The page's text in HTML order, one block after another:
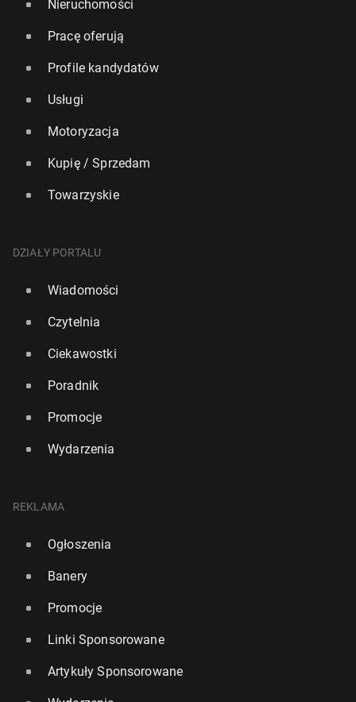
Nieruchomości
Pracę oferują
Profile kandydatów
Usługi
Motoryzacja
Kupię / Sprzedam
Towarzyskie
DZIAŁY PORTALU
Wiadomości
Czytelnia
Ciekawostki
Poradnik
Promocje
Wydarzenia
REKLAMA
Ogłoszenia
Banery
Promocje
Linki Sponsorowane
Artykuły Sponsorowane